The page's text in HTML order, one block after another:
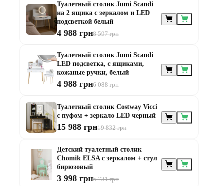
назначению
Мебель для балконов
Мебель для беседки
Мебель для дачи
Мебель для террасы
Мебель из ротанга
Туалетный столик Jumi Scandi
на 2 ящика с зеркалом и LED
подсветкой белый
4 988 грн8 597 грн
Туалетный столик Jumi Scandi
LED подсветка, с ящиками,
кожаные ручки, белый
4 988 грн6 088 грн
Туалетный столик Costway Vicci
с пуфом + зеркало LED черный
15 988 грн19 832 грн
Детский туалетный столик
Chomik ELSA с зеркалом + стул
бирюзовый
3 998 грн5 731 грн